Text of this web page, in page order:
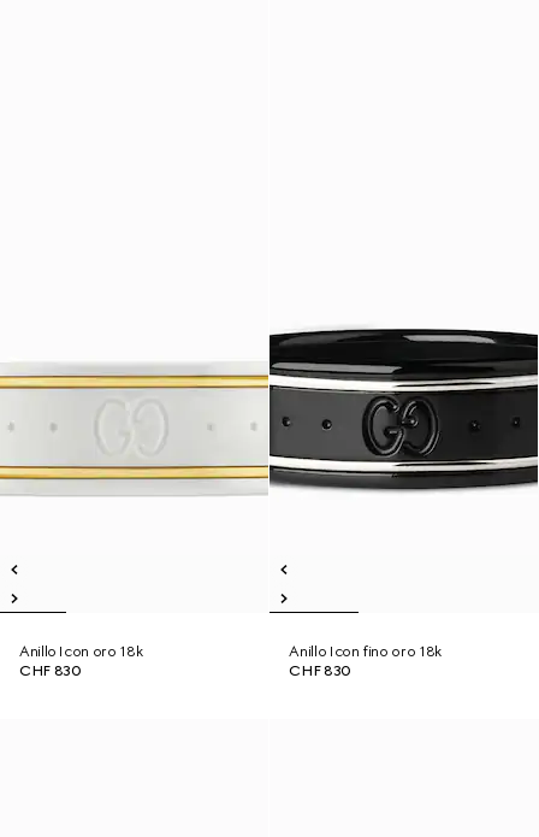
Anillo Icon oro 18k
CHF 830
Anillo Icon fino oro 18k
CHF 830